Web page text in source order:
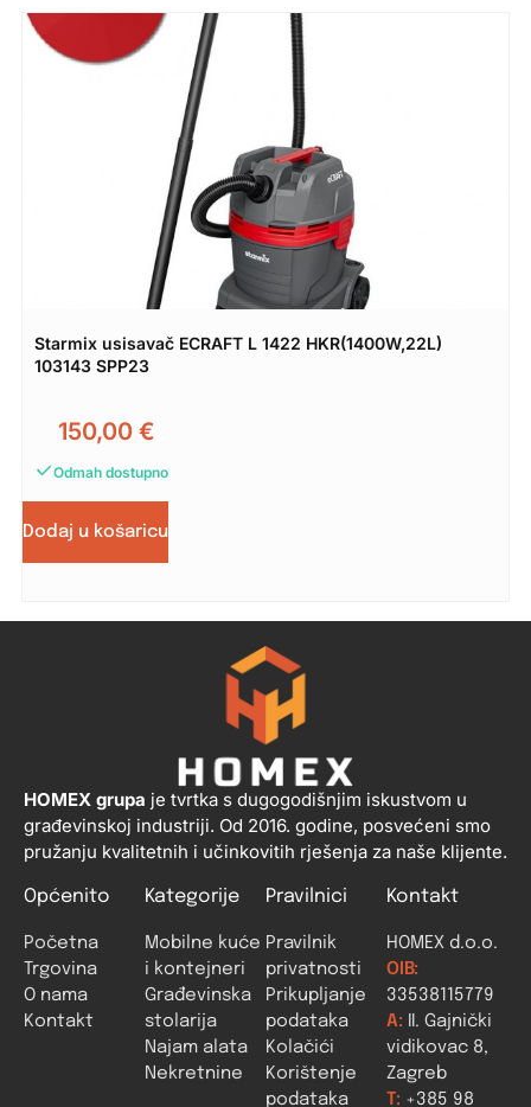
Starmix usisavač ECRAFT L 1422 HKR(1400W,22L)
103143 SPP23
150,00 €
Odmah dostupno
Dodaj u košaricu
HOMEX grupa je tvrtka s dugogodišnjim iskustvom u
građevinskoj industriji. Od 2016. godine, posvećeni smo
pružanju kvalitetnih i učinkovitih rješenja za naše klijente.
Općenito
Početna
Trgovina
O nama
Kontakt
Kategorije
Mobilne kuće
i kontejneri
Građevinska
stolarija
Najam alata
Nekretnine
Pravilnici
Pravilnik
privatnosti
Prikupljanje
podataka
Kolačići
Korištenje
podataka
Kontakt
HOMEX d.o.o.
OIB:
33538115779
A: II. Gajnički
vidikovac 8,
Zagreb
T: +385 98